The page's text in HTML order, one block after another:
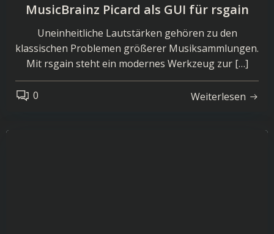
MusicBrainz Picard als GUI für rsgain
Uneinheitliche Lautstärken gehören zu den
klassischen Problemen größerer Musiksammlungen.
Mit rsgain steht ein modernes Werkzeug zur […]
0 Weiterlesen